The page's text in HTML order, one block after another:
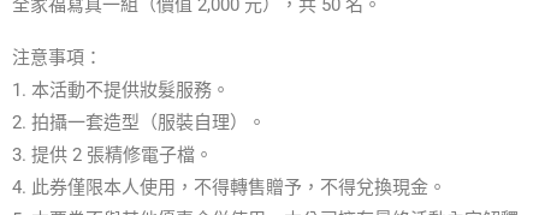
全家福寫真一組（價值 2,000 元），共 50 名。
注意事項：
1. 本活動不提供妝髮服務。
2. 拍攝一套造型（服裝自理）。
3. 提供 2 張精修電子檔。
4. 此券僅限本人使用，不得轉售贈予，不得兌換現金。